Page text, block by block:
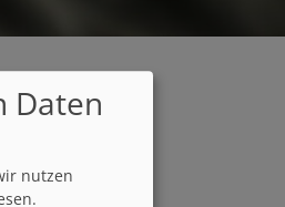
Daten
nutzen